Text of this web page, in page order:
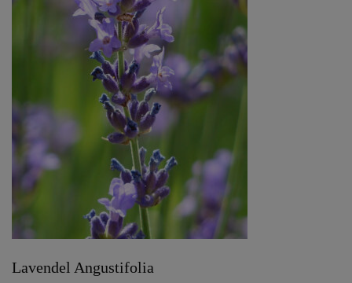
Lavendel Angustifolia